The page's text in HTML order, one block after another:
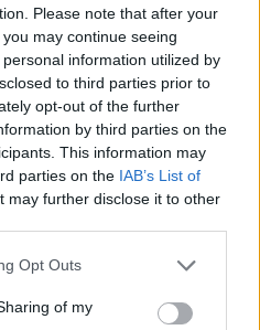
Please note that after your
may continue seeing
information utilized by
to third parties prior to
opt-out of the further
by third parties on the
This information may
parties on the IAB’s List of
may further disclose it to other
uses one or more Google
behaviour. You may click to
Opt Outs
of my